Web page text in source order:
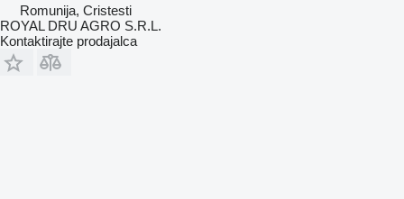
Romunija, Cristesti
ROYAL DRU AGRO S.R.L.
Kontaktirajte prodajalca